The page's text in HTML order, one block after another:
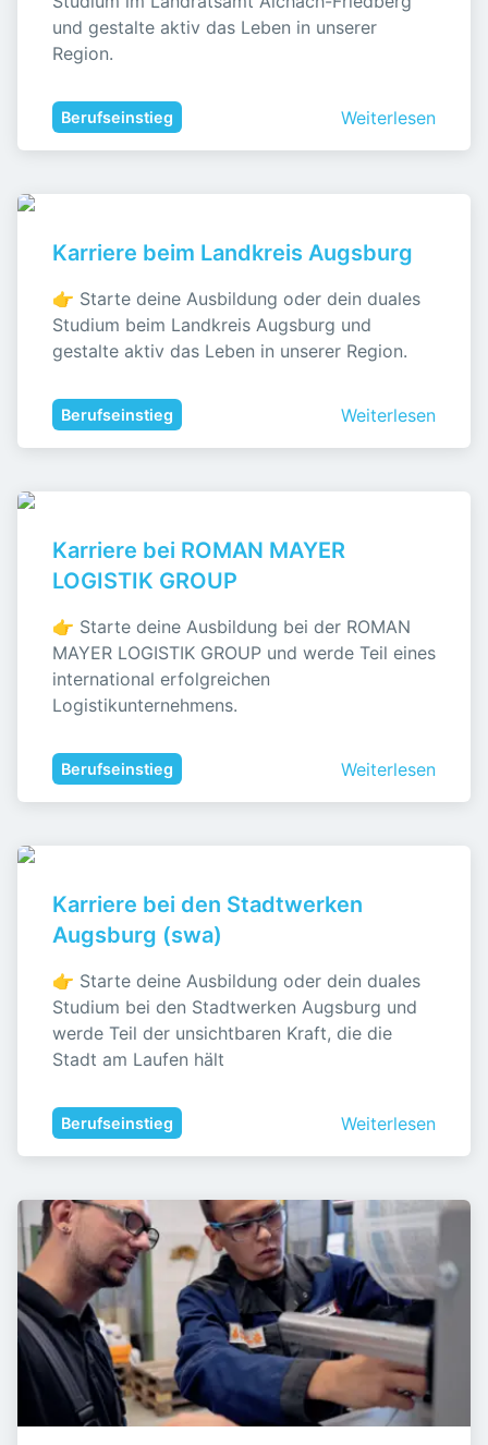
und gestalte aktiv das Leben in unserer
Region.
Berufseinstieg Weiterlesen
Karriere beim Landkreis Augsburg
👉 Starte deine Ausbildung oder dein duales
Studium beim Landkreis Augsburg und
gestalte aktiv das Leben in unserer Region.
Berufseinstieg Weiterlesen
Karriere bei ROMAN MAYER
LOGISTIK GROUP
👉 Starte deine Ausbildung bei der ROMAN
MAYER LOGISTIK GROUP und werde Teil eines
international erfolgreichen
Logistikunternehmens.
Berufseinstieg Weiterlesen
Karriere bei den Stadtwerken
Augsburg (swa)
👉 Starte deine Ausbildung oder dein duales
Studium bei den Stadtwerken Augsburg und
werde Teil der unsichtbaren Kraft, die die
Stadt am Laufen hält
Berufseinstieg Weiterlesen